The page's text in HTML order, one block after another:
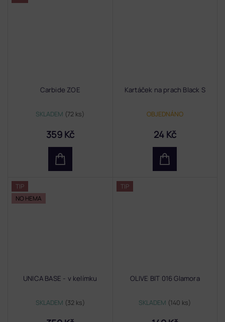
Carbide ZOE
SKLADEM (72 ks)
359 Kč
Kartáček na prach Black S
OBJEDNÁNO
24 Kč
TIP
NO HEMA
UNICA BASE - v kelímku
SKLADEM (32 ks)
TIP
OLIVE BIT 016 Glamora
SKLADEM (140 ks)